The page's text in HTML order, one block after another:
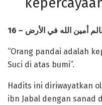
16 – أمين الله في الأرض
“Orang pandai adalah
Suci di atas bumi”.
Hadits ini diriwayatkan
ibn Jabal dengan sanad